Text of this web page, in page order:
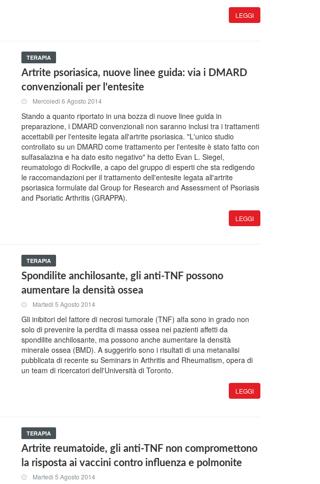
LEGGI
TERAPIA
Artrite psoriasica, nuove linee guida: via i DMARD
convenzionali per l'entesite
Mercoledi 6 Agosto 2014
Stando a quanto riportato in una bozza di nuove linee guida in
preparazione, i DMARD convenzionali non saranno inclusi tra i trattamenti
accettabili per l'entesite legata all'artrite psoriasica. "L'unico studio
controllato su un DMARD come trattamento per l'entesite è stato fatto con
sulfasalazina e ha dato esito negativo" ha detto Evan L. Siegel,
reumatologo di Rockville, a capo del gruppo di esperti che sta redigendo
le raccomandazioni per il trattamento dell'entesite legata all'artrite
psoriasica formulate dal Group for Research and Assessment of Psoriasis
and Psoriatic Arthritis (GRAPPA).
LEGGI
TERAPIA
Spondilite anchilosante, gli anti-TNF possono
aumentare la densità ossea
Martedi 5 Agosto 2014
Gli inibitori del fattore di necrosi tumorale (TNF) alfa sono in grado non
solo di prevenire la perdita di massa ossea nei pazienti affetti da
spondilite anchilosante, ma possono anche aumentare la densità
minerale ossea (BMD). A suggerirlo sono i risultati di una metanalisi
pubblicata di recente su Seminars in Arthritis and Rheumatism, opera di
un team di ricercatori dell'Università di Toronto.
LEGGI
TERAPIA
Artrite reumatoide, gli anti-TNF non compromettono
la risposta ai vaccini contro influenza e polmonite
Martedi 5 Agosto 2014